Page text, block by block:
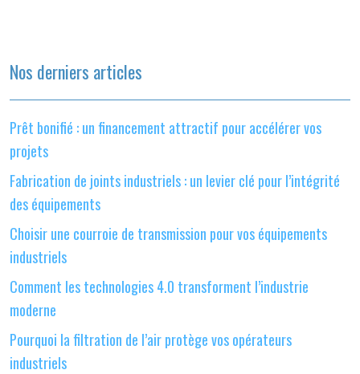
Nos derniers articles
Prêt bonifié : un financement attractif pour accélérer vos
projets
Fabrication de joints industriels : un levier clé pour l’intégrité
des équipements
Choisir une courroie de transmission pour vos équipements
industriels
Comment les technologies 4.0 transforment l’industrie
moderne
Pourquoi la filtration de l’air protège vos opérateurs
industriels